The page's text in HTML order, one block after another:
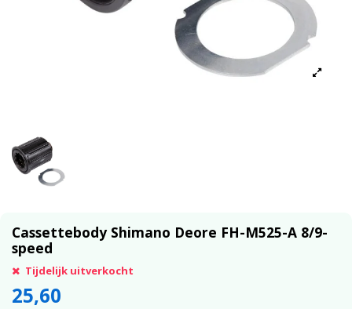
Cassettebody Shimano Deore FH-M525-A 8/9-
speed
Tijdelijk uitverkocht
25,60